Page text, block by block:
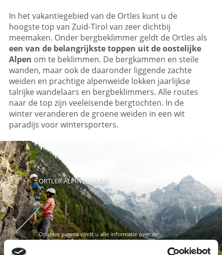
In het vakantiegebied van de Ortles kunt u de
hoogste top van Zuid-Tirol van zeer dichtbij
meemaken. Onder bergbeklimmer geldt de Ortles als
een van de belangrijkste toppen uit de oostelijke
Alpen om te beklimmen. De bergkammen en steile
wanden, maar ook de daaronder liggende zachte
weiden en prachtige alpenweide lokken jaarlijkse
talrijke wandelaars en bergbeklimmers. Alle routes
naar de top zijn veeleisende bergtochten. In de
winter veranderen de groene weiden in een wit
paradijs voor wintersporters.
ORTLER ALPINSCHULE
Op deze pagina vindt u alle informatie over de
Alpinschool Ortler en haar begeleide bergtochten.